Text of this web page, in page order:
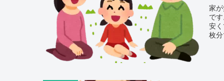
家
で
安
枚